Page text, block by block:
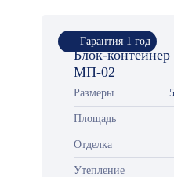
Гарантия 1 год
Блок-
МП-02
Размеры
Площадь
Отделка
Утепление